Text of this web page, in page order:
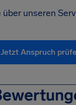
über unseren
Jetzt Anspruch